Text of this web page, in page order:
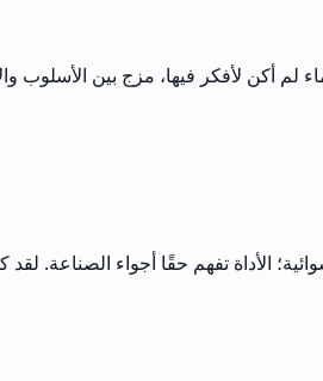
أكن لأفكر فيها، مزج بين الأسلوب
الأداة تفهم حقًا أجواء الصناعة.